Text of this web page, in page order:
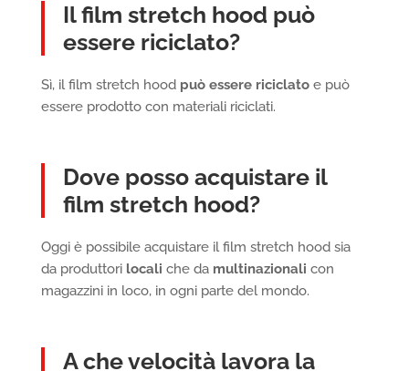
Il film stretch hood può
essere riciclato?
Sì, il film stretch hood può essere riciclatoe può
essere prodotto con materiali riciclati.
Dove posso acquistare il
film stretch hood?
Oggi è possibile acquistare il film stretch hood sia
da produttori locali che da multinazionali con
magazzini in loco, in ogni parte del mondo.
A che velocità lavora la